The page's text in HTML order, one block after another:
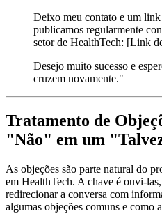
Deixo meu contato e um
publicamos regularmente
setor de HealthTech: [Link
Desejo muito sucesso e
cruzem novamente."
Tratamento de
"Não" em um
As objeções são parte natural do
em HealthTech. A chave é ouvi-
redirecionar a conversa com
algumas objeções comuns e como